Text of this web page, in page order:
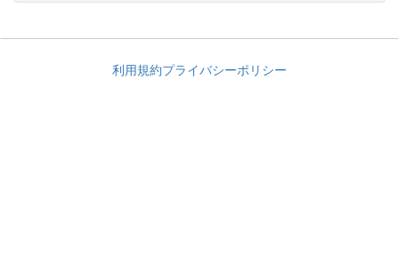
利用規約プライバシーポリシー